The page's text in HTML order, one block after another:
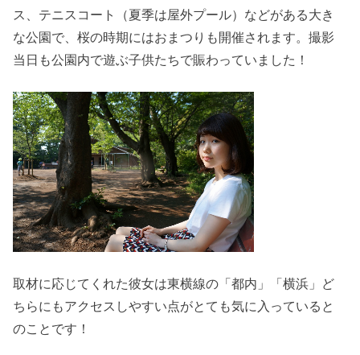
ス、テニスコート（夏季は屋外プール）などがある大き
な公園で、桜の時期にはおまつりも開催されます。撮影
当日も公園内で遊ぶ子供たちで賑わっていました！
取材に応じてくれた彼女は東横線の「都内」「横浜」ど
ちらにもアクセスしやすい点がとても気に入っていると
のことです！